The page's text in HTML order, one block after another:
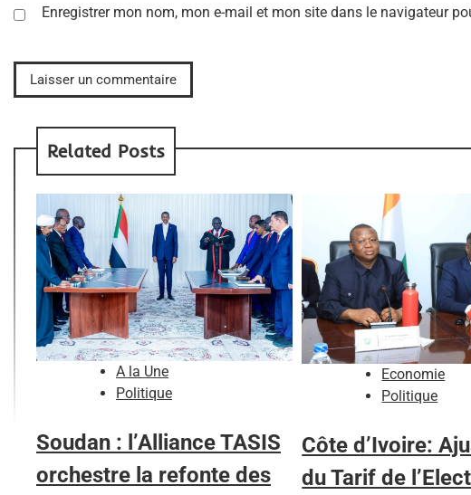
Enregistrer mon nom, mon e-mail et mon site dans le navigateur
Related Posts
A la Une
Politique
Soudan : l’Alliance TASIS
orchestre la refonte des
Economie
Politique
Côte d’Ivoire:
du Tarif de